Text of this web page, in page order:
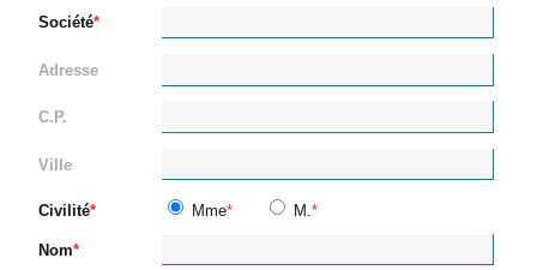
Société
Adresse
C.P.
Ville
Civilité Mme M.
Nom